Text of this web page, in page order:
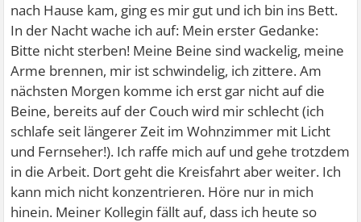
nach Hause kam, ging es mir gut und ich bin ins Bett.
In der Nacht wache ich auf: Mein erster Gedanke:
Bitte nicht sterben! Meine Beine sind wackelig, meine
Arme brennen, mir ist schwindelig, ich zittere. Am
nächsten Morgen komme ich erst gar nicht auf die
Beine, bereits auf der Couch wird mir schlecht (ich
schlafe seit längerer Zeit im Wohnzimmer mit Licht
und Fernseher!). Ich raffe mich auf und gehe trotzdem
in die Arbeit. Dort geht die Kreisfahrt aber weiter. Ich
kann mich nicht konzentrieren. Höre nur in mich
hinein. Meiner Kollegin fällt auf, dass ich heute so